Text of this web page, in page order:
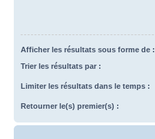
Afficher les résultats sous forme de :
Trier les résultats par :
Limiter les résultats dans le temps :
Retourner le(s) premier(s) :